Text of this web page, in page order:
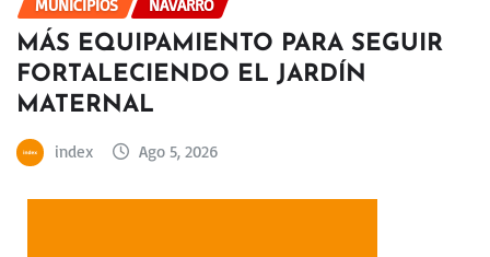
MUNICIPIOS NAVARRO
MÁS EQUIPAMIENTO PARA SEGUIR
FORTALECIENDO EL JARDÍN
MATERNAL
index Ago 5, 2026